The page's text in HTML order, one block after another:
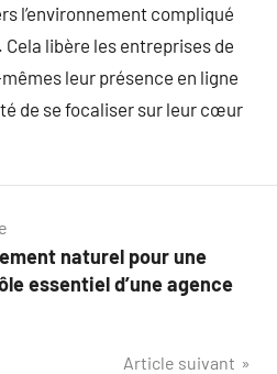
l’environnement compliqué
libère les entreprises de
leur présence en ligne
de se focaliser sur leur cœur
naturel pour une
essentiel d’une agence
Article suivant